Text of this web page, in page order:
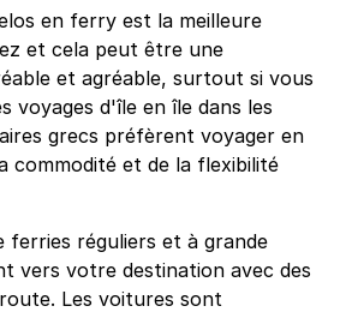
en ferry est la meilleure
et cela peut être une
et agréable, surtout si vous
voyages d'île en île dans les
grecs préfèrent voyager en
commodité et de la flexibilité
ferries réguliers et à grande
vers votre destination avec des
Les voitures sont